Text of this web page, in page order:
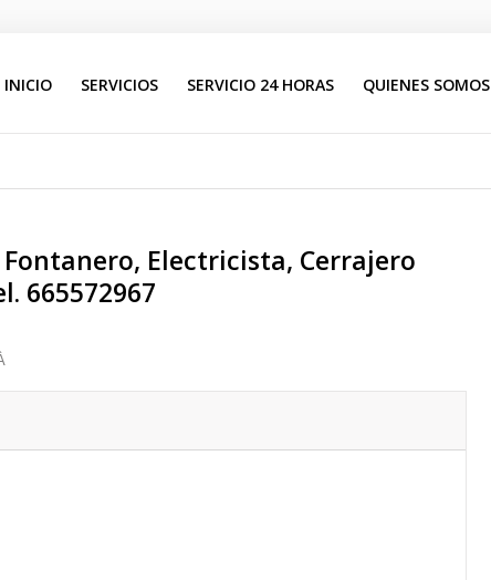
INICIO SERVICIOS SERVICIO 24 HORAS QUIENES SOMOS
] Fontanero, Electricista, Cerrajero
665572967